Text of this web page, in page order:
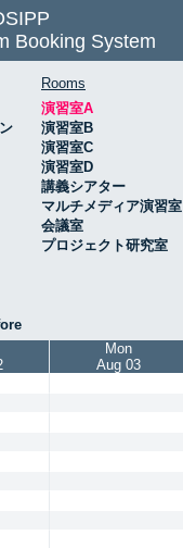
Booking System
Rooms
演習室A
演習室B
演習室C
演習室D
講義シアター
マルチメディア演習室
会議室
プロジェクト研究室
Mon
Aug 03